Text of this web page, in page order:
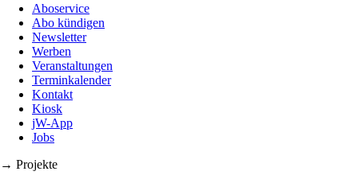
Aboservice
Abo kündigen
Newsletter
Werben
Veranstaltungen
Terminkalender
Kontakt
Kiosk
jW-App
Jobs
→ Projekte